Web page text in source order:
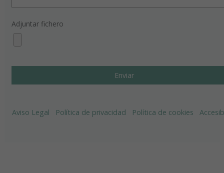
Adjuntar fichero
Aviso Legal Política de privacidad Política de cookies